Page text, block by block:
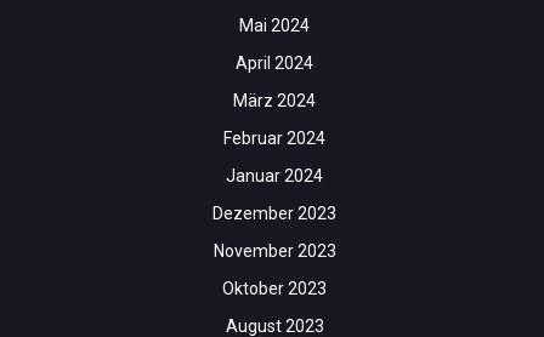
Mai 2024
April 2024
März 2024
Februar 2024
Januar 2024
Dezember 2023
November 2023
Oktober 2023
August 2023